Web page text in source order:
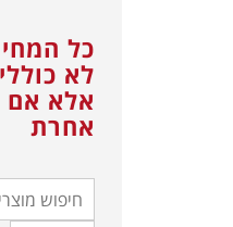
כל
לא
אלא אם
אחרת